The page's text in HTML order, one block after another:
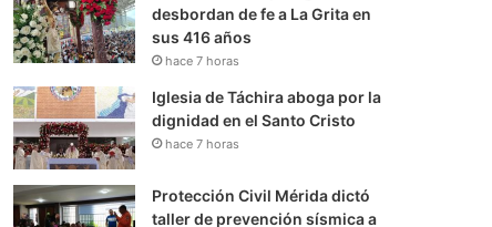
desbordan de fe a La Grita en
sus 416 años
hace 7 horas
Iglesia de Táchira aboga por la
dignidad en el Santo Cristo
hace 7 horas
Protección Civil Mérida dictó
taller de prevención sísmica a